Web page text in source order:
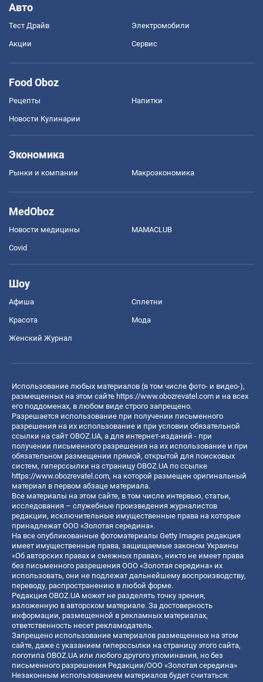
Авто
Тест Драйв Электромобили
Акции Сервис
Food Oboz
Рецепты Напитки
Новости Кулинарии
Экономика
Рынки и компании Mакроэкономика
MedOboz
Новости медицины MAMACLUB
Covid
Шоу
Афиша Сплетни
Красота Мода
Женский Журнал
Использование любых материалов (в том числе фото- и видео-),
размещенных на этом сайте https://www.obozrevatel.com и на всех
его поддоменах, в любом виде строго запрещено.
Разрешается использование при получении письменного
разрешения на их использование и при условии обязательной
ссылки на сайт OBOZ.UA, а для интернет-изданий - при
получении письменного разрешения на их использование и при
обязательном размещении прямой, открытой для поисковых
систем, гиперссылки на страницу OBOZ.UA по ссылке
https://www.obozrevatel.com, на которой размещен оригинальный
материал в первом абзаце материала.
Все материалы на этом сайте, в том числе интервью, статьи,
исследования – служебные произведения журналистов
редакции, исключительные имущественные права на которые
принадлежат ООО «Золотая середина».
На все опубликованные фотоматериалы Getty Images редакция
имеет имущественные права, защищаемые законом Украины
«Об авторских правах и смежных правах», никто не имеет права
без письменного разрешения ООО «Золотая середина» их
использовать, они не подлежат дальнейшему воспроизводству,
переводу, распространению в любой форме.
Редакция OBOZ.UA может не разделять точку зрения,
изложенную в авторском материале. За достоверность
информации, размещенной в рекламных материалах,
ответственность несет рекламодатель.
Запрещено использование материалов размещенных на этом
сайте, даже с указанием гиперссылки на страницу этого сайта,
логотипа OBOZ.UA или любого другого упоминания, но без
письменного разрешения Редакции/ООО «Золотая середина»
Незаконным использованием материалов будет считаться: